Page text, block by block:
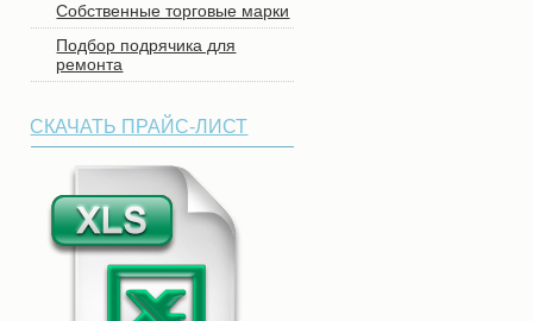
Собственные торговые марки
Подбор подрячика для
ремонта
СКАЧАТЬ ПРАЙС-ЛИСТ